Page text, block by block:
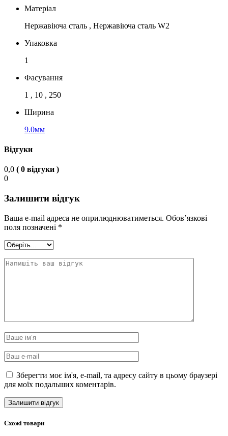
Матеріал
Нержавіюча сталь , Нержавіюча сталь W2
Упаковка
1
Фасування
1 , 10 , 250
Ширина
9.0мм
Відгуки
0,0 ( 0 відгуки )
0
Залишити відгук
Ваша e-mail адреса не оприлюднюватиметься. Обов’язкові
поля позначені *
Зберегти моє ім'я, e-mail, та адресу сайту в цьому браузері
для моїх подальших коментарів.
Схожі товари